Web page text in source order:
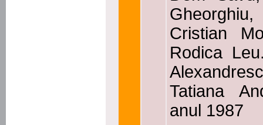
Cristian
Rodica
Tatiana
anul 1987